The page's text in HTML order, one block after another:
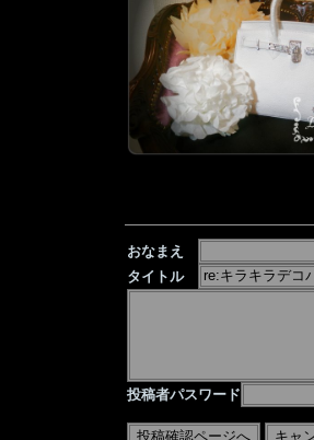
おなまえ
タイトル
投稿者パスワード